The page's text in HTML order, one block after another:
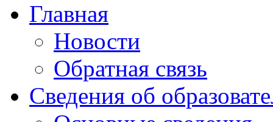
Главная
Новости
Обратная связь
Сведения об